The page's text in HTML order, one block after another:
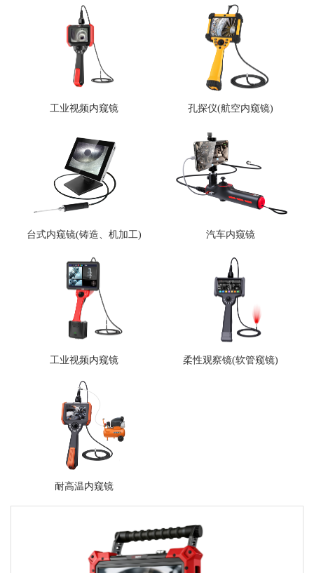
工业视频内窥镜 孔探仪(航空内窥镜)
台式内窥镜(铸造、机加工) 汽车内窥镜
工业视频内窥镜 柔性观察镜(软管窥镜)
耐高温内窥镜